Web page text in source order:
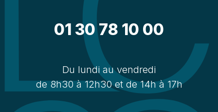
01 30 78 10 00
Du lundi au vendredi
de 8h30 à 12h30 et de 14h à 17h